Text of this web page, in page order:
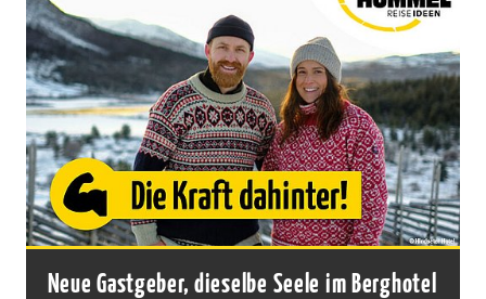
Neue Gastgeber, dieselbe Seele im Berghotel